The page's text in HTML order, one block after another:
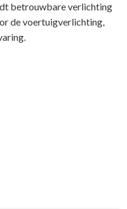
betrouwbare verlichting
de voertuigverlichting,